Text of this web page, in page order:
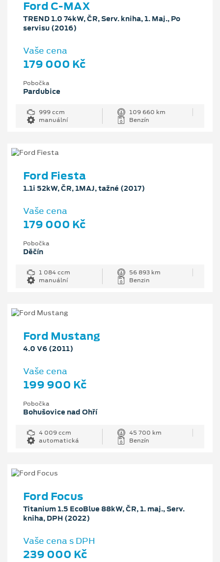
Ford C-MAX
TREND 1.0 74kW, ČR, Serv. kniha, 1. Maj., Po
servisu (2016)
Vaše cena
179 000 Kč
Pobočka
Pardubice
999 ccm
109 660 km
manuální
Benzín
Ford Fiesta
1.1i 52kW, ČR, 1MAJ, tažné (2017)
Vaše cena
179 000 Kč
Pobočka
Děčín
1 084 ccm
56 893 km
manuální
Benzin
Ford Mustang
4.0 V6 (2011)
Vaše cena
199 900 Kč
Pobočka
Bohušovice nad Ohří
4 009 ccm
45 700 km
automatická
Benzín
Ford Focus
Titanium 1.5 EcoBlue 88kW, ČR, 1. maj., Serv.
kniha, DPH (2022)
Vaše cena s DPH
239 000 Kč